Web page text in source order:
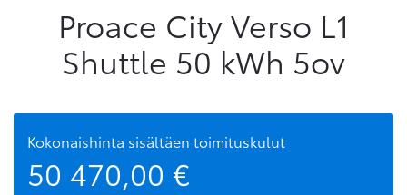
Proace City Verso L1
Shuttle 50 kWh 5ov
Kokonaishinta sisältäen toimituskulut
50 470,00 €